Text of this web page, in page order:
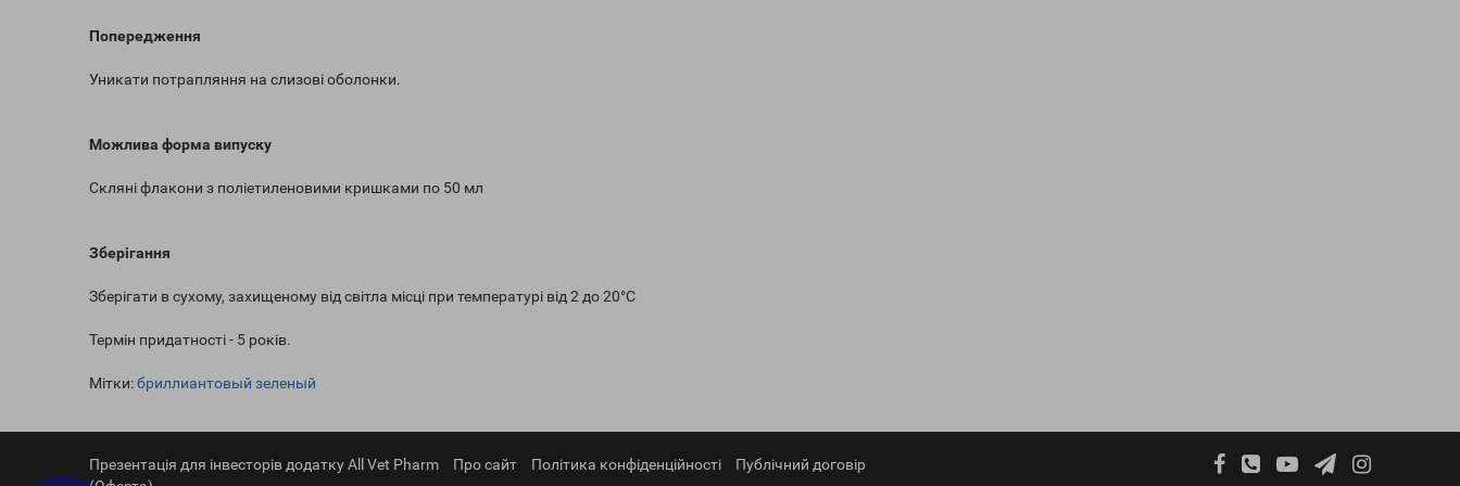
Попередження
Уникати потрапляння на слизові оболонки.
Можлива форма випуску
Скляні флакони з поліетиленовими кришками по 50 мл
Зберігання
Зберігати в сухому, захищеному від світла місці при температурі від 2 до 20°C
Термін придатності - 5 років.
Мітки:бриллиантовый зеленый
Презентація для інвесторів додатку All Vet Pharm Про сайт Політика конфіденційності
Публічний договір